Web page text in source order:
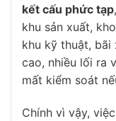
kết cấu phức tạp
khu sản xuất,
khu kỹ thuật,
cao, nhiều lối ra
mất kiểm soát
Chính vì vậy, việc